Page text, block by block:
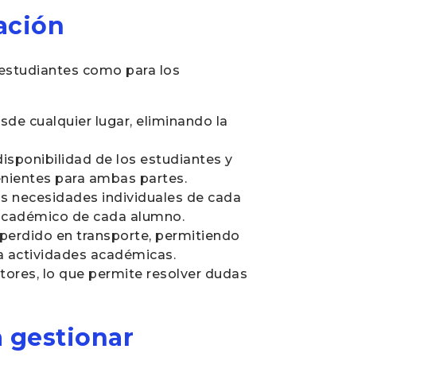
como para los
cualquier lugar, eliminando la
de los estudiantes y
para ambas partes.
necesidades individuales de cada
de cada alumno.
en transporte, permitiendo
actividades académicas.
lo que permite resolver dudas
gestionar